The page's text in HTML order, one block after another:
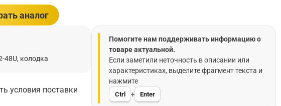
48U, колодка
условия поставки
Помогите нам поддерживать информацию о
товаре актуальной.
Если заметили неточность в описании или
характеристиках, выделите фрагмент текста и
нажмите
Ctrl + Enter
аналог